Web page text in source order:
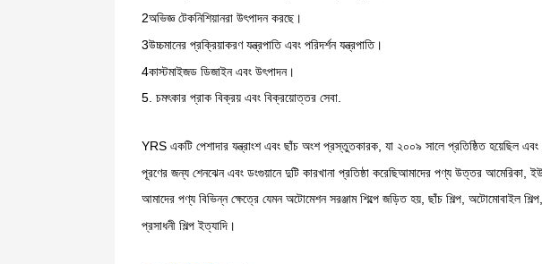
2অভিজ্ঞ টেকনিশিয়ানরা উৎপাদন করছে।
3উচ্চমানের প্রক্রিয়াকরণ যন্ত্রপাতি এবং পরিদর্শন যন্ত্রপাতি।
4কাস্টমাইজড ডিজাইন এবং উৎপাদন।
5. চমৎকার প্রাক বিক্রয় এবং বিক্রয়োত্তর সেবা.
YRS একটি পেশাদার যন্ত্রাংশ এবং ছাঁচ অংশ প্রস্তুতকারক, যা ২০০৯ সালে প্রতিষ্ঠিত হয়েছিল এবং
পূরণের জন্য শেনঝেন এবং ডংগুয়ানে দুটি কারখানা প্রতিষ্ঠা করেছিআমাদের পণ্য উত্তর আমেরিকা,
আমাদের পণ্য বিভিন্ন ক্ষেত্রে যেমন অটোমেশন সরঞ্জাম শিল্পে জড়িত হয়, ছাঁচ শিল্প, অটোমোবাইল
প্রসাধনী শিল্প ইত্যাদি।